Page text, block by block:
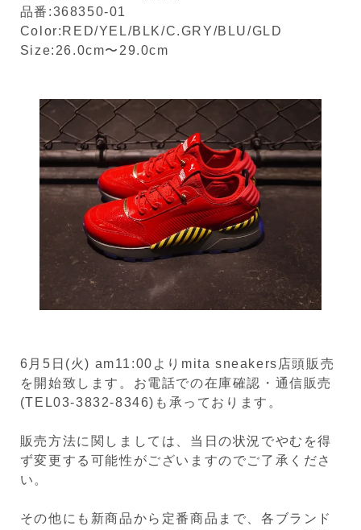
品番:368350-01
Color:RED/YEL/BLK/C.GRY/BLU/GLD
Size:26.0cm〜29.0cm
6月5日(火) am11:00よりmita sneakers店頭販売
を開始致します。お電話での在庫確認・通信販売
(TEL03-3832-8346)も承っております。
販売方法に関しましては、当日の状況でやむを得
ず変更する可能性がございますのでご了承くださ
い。
その他にも新商品から定番商品まで、各ブランド